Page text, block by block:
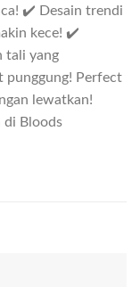
✔️ Desain trendi
kece! ✔️
tali yang
punggung! Perfect
lewatkan!
di Bloods